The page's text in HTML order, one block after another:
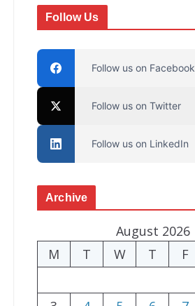
Follow Us
Follow us on Facebook
Follow us on Twitter
Follow us on LinkedIn
Archive
August 2026
M
T W T F